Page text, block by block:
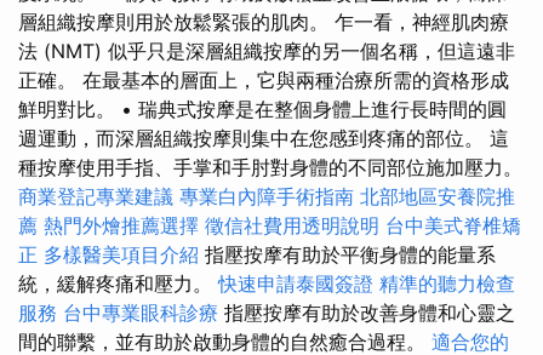
層組織按摩則用於放鬆緊張的肌肉。 乍一看，神經肌肉療
法 (NMT) 似乎只是深層組織按摩的另一個名稱，但這遠非
正確。 在最基本的層面上，它與兩種治療所需的資格形成
鮮明對比。 • 瑞典式按摩是在整個身體上進行長時間的圓
週運動，而深層組織按摩則集中在您感到疼痛的部位。 這
種按摩使用手指、手掌和手肘對身體的不同部位施加壓力。
商業登記專業建議 專業白內障手術指南 北部地區安養院推
薦 熱門外燴推薦選擇 徵信社費用透明說明 台中美式脊椎矯
正 多樣醫美項目介紹 指壓按摩有助於平衡身體的能量系
統，緩解疼痛和壓力。快速申請泰國簽證 精準的聽力檢查
服務 台中專業眼科診療 指壓按摩有助於改善身體和心靈之
間的聯繫，並有助於啟動身體的自然癒合過程。 適合您的